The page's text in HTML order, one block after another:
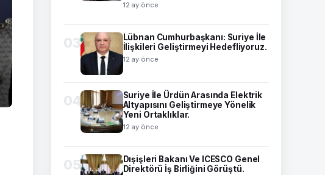
12 ay önce
03
Lübnan Cumhurbaşkanı: Suriye İle
İlişkileri Geliştirmeyi Hedefliyoruz.
12 ay önce
04
Suriye İle Ürdün Arasında Elektrik
Altyapısını Geliştirmeye Yönelik
Yeni Ortaklıklar.
12 ay önce
05
Dışişleri Bakanı Ve ICESCO Genel
Direktörü İş Birliğini Görüştü.